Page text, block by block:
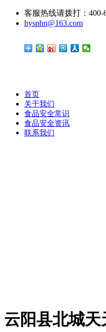
客服热线请拨打：400-
hysphn@163.com
首页
关于我们
食品安全常识
食品安全资讯
联系我们
云阳县北城